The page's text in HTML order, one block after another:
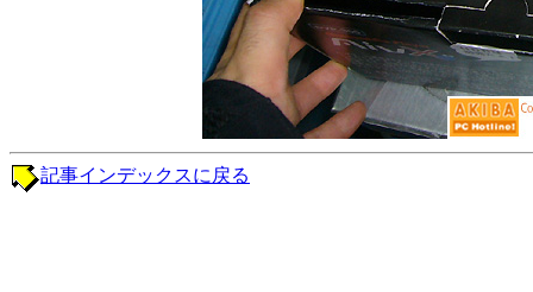
記事インデックスに戻る